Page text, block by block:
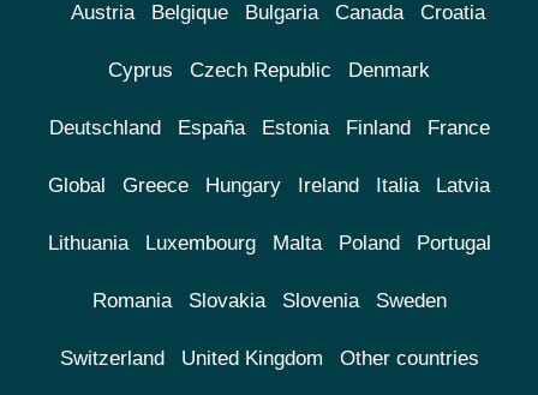
Austria Belgique Bulgaria Canada Croatia
Cyprus Czech Republic Denmark
Deutschland España Estonia Finland France
Global Greece Hungary Ireland Italia Latvia
Lithuania Luxembourg Malta Poland Portugal
Romania Slovakia Slovenia Sweden
Switzerland United Kingdom Other countries